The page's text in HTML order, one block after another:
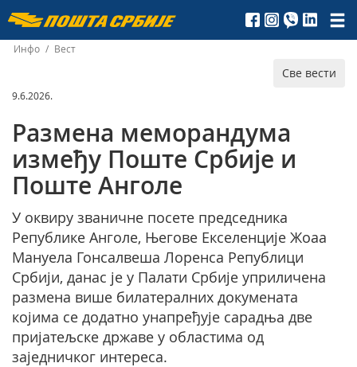
Пошта
Србије
д.о.о.
Инфо / Вест
Све вести
9.6.2026.
Размена меморандума
између Поште Србије и
Поште Анголе
У оквиру званичне посете председника
Републике Анголе, Његове Екселенције Жоаа
Мануела Гонсалвеша Лоренса Републици
Србији, данас је у Палати Србије уприличена
размена више билатералних докумената
којима се додатно унапређује сарадња две
пријатељске државе у областима од
заједничког интереса.